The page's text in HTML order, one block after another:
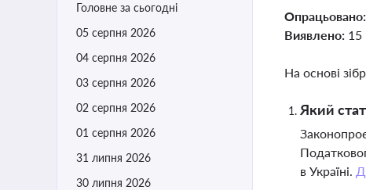
Головне за сьогодні
05 серпня 2026
04 серпня 2026
03 серпня 2026
02 серпня 2026
01 серпня 2026
31 липня 2026
30 липня 2026
Опрацьовано:
Виявлено: 15
На основі
Який
в Україні.